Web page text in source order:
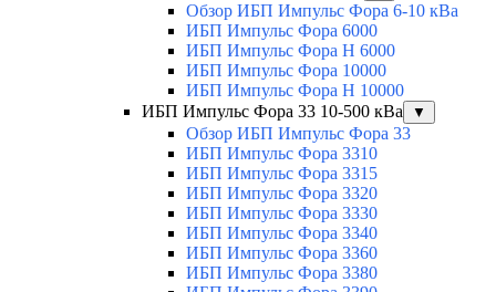
Обзор ИБП Импульс Фора 6-10 кВа
ИБП Импульс Фора 6000
ИБП Импульс Фора H 6000
ИБП Импульс Фора 10000
ИБП Импульс Фора H 10000
ИБП Импульс Фора 33 10-500 кВа
▼
Обзор ИБП Импульс Фора 33
ИБП Импульс Фора 3310
ИБП Импульс Фора 3315
ИБП Импульс Фора 3320
ИБП Импульс Фора 3330
ИБП Импульс Фора 3340
ИБП Импульс Фора 3360
ИБП Импульс Фора 3380